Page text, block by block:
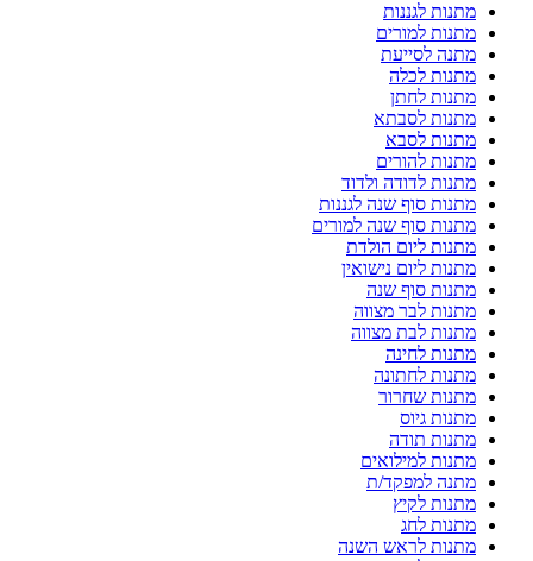
מתנות לגננות
מתנות למורים
מתנה לסייעת
מתנות לכלה
מתנות לחתן
מתנות לסבתא
מתנות לסבא
מתנות להורים
מתנות לדודה ולדוד
מתנות סוף שנה לגננות
מתנות סוף שנה למורים
מתנות ליום הולדת
מתנות ליום נישואין
מתנות סוף שנה
מתנות לבר מצווה
מתנות לבת מצווה
מתנות לחינה
מתנות לחתונה
מתנות שחרור
מתנות גיוס
מתנות תודה
מתנות למילואים
מתנה למפקד/ת
מתנות לקיץ
מתנות לחג
מתנות לראש השנה